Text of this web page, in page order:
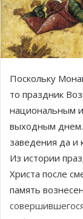
Поскольку
то праздник
национальным
выходным
заведения да и
Из истории
Христа после
память